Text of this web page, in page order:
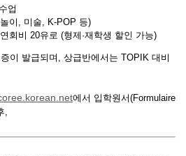
업
이, 미술, K-POP 등)
회비 20유로 (형제·재학생 할인 가능)
이 발급되며, 상급반에서는 TOPIK 대비
에서 입학원서(Formulaire
,